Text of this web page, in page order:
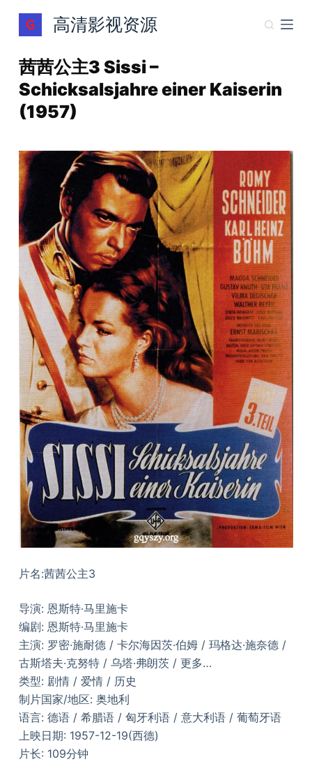
跳
过
容
高清影视资源
茜茜公主3 Sissi –
Schicksalsjahre einer Kaiserin
(1957)
片名:茜茜公主3
导演: 恩斯特·马里施卡
编剧: 恩斯特·马里施卡
主演: 罗密·施耐德 / 卡尔海因茨·伯姆 / 玛格达·施奈德 /
古斯塔夫·克努特 / 乌塔·弗朗茨 / 更多…
类型: 剧情 / 爱情 / 历史
制片国家/地区: 奥地利
语言: 德语 / 希腊语 / 匈牙利语 / 意大利语 / 葡萄牙语
上映日期: 1957-12-19(西德)
片长: 109分钟